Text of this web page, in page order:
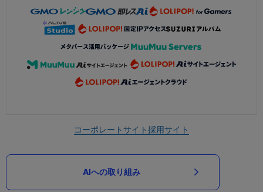
コーポレートサイト採用サイト
AIへの取り組み